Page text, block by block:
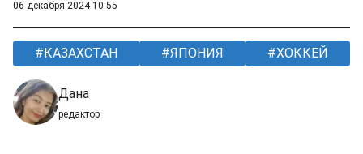
06 декабря 2024 10:55
КАЗАХСТАН ЯПОНИЯ ХОККЕЙ
Дана
редактор